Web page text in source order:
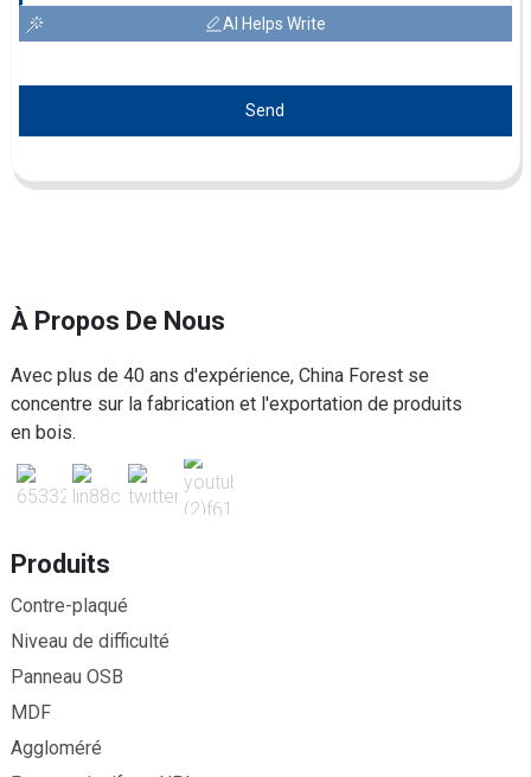
AI Helps Write
Send
À Propos De Nous
Avec plus de 40 ans d'expérience, China Forest se
concentre sur la fabrication et l'exportation de produits
en bois.
Produits
Contre-plaqué
Niveau de difficulté
Panneau OSB
MDF
Aggloméré